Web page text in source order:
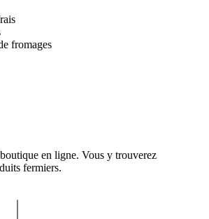
fromages
en ligne. Vous y trouverez
fermiers.